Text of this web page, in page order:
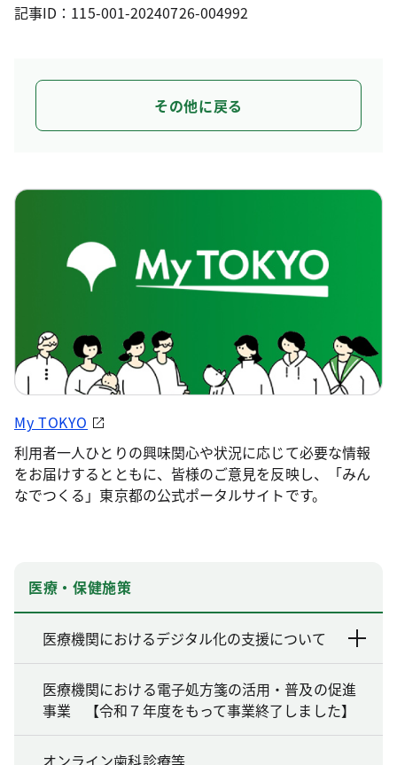
記事ID：115-001-20240726-004992
その他に戻る
My TOKYO
利用者一人ひとりの興味関心や状況に応じて必要な情報
をお届けするとともに、皆様のご意見を反映し、「みん
なでつくる」東京都の公式ポータルサイトです。
医療・保健施策
医療機関におけるデジタル化の支援について
医療機関における電子処方箋の活用・普及の促進
事業 【令和７年度をもって事業終了しました】